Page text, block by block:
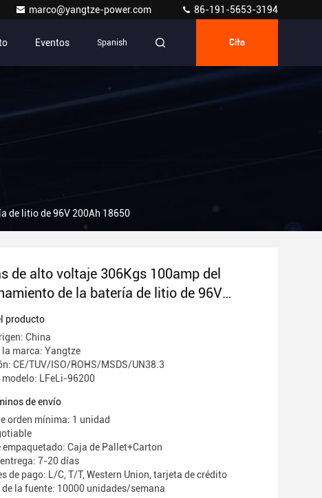
marco@yangtze-power.com 86-191-5653-3194
Eventos Spanish Cita
de litio de 96V 200Ah 18650
de alto voltaje 306Kgs 100amp del
de la batería de litio de 96V
producto
China
la marca: Yangtze
CE/TUV/ISO/ROHS/MSDS/UN38.3
modelo: LFeLi-96200
de envío
orden mínima: 1 unidad
empaquetado: Caja de Pallet+Carton
7-20 días
de pago: L/C, T/T, Western Union, tarjeta de crédito
la fuente: 10000 unidades/semana